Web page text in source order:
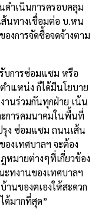
ำเนินการครอบคลุม
นทางเชื่อมต่อ บ.หน
งการจัดซื้อจดจ้างตาม
บการซ่อมแซม หรือ
ำแหน่ง ก็ได้มีนโยบาย
านร่วมกันทุกฝ่าย เน้น
การคมนาคมในพื้นที่
รุง ซ่อมแซม ถนนเส้น
งเทศบาลฯ จะต้อง
หมายต่างๆที่เกี่ยวข้อง
ทงานของเทศบาลฯ
นของตเองให้สะดวก
ด้มากที่สุด”